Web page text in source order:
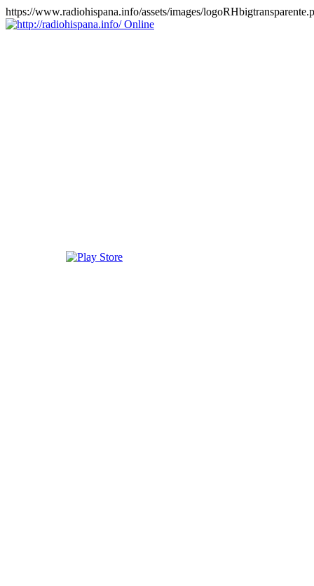
https://www.radiohispana.info/assets/images/
Online